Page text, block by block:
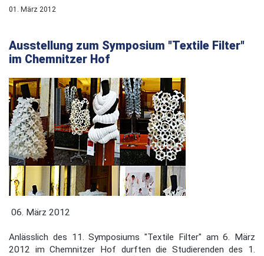
01. März 2012
Ausstellung zum Symposium "Textile Filter"
im Chemnitzer Hof
06. März 2012
Anlässlich des 11. Symposiums "Textile Filter" am 6. März
2012 im Chemnitzer Hof durften die Studierenden des 1.